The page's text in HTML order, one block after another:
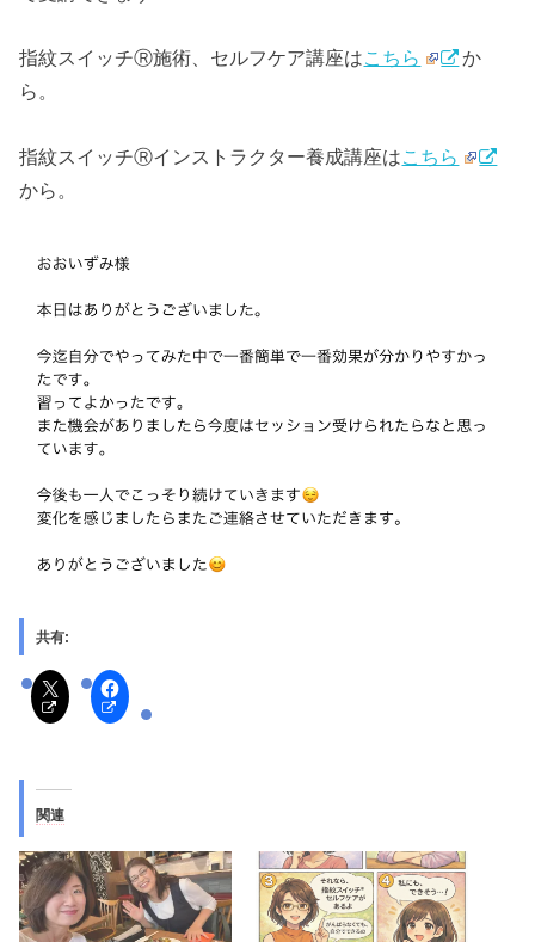
指紋スイッチⓇ施術、セルフケア講座はこちら
か
ら。
指紋スイッチⓇインストラクター養成講座はこちら
から。
共有:
関連